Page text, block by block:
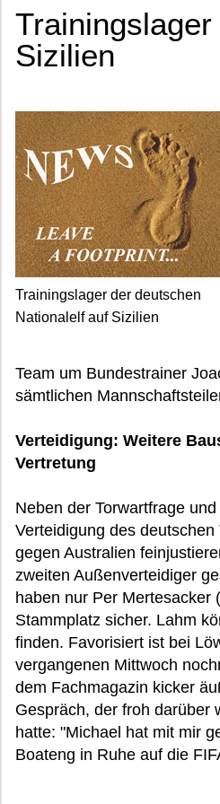
Sizilien
Trainingslager der deutschen
Nationalelf auf Sizilien
Team um Bundestrainer
sämtlichen
Verteidigung: Weitere
Vertretung
Neben der Torwartfrage
Verteidigung des
gegen Australien
zweiten Außenverteidiger
haben nur Per Mertesacker
Stammplatz sicher. Lahm
finden. Favorisiert ist bei
vergangenen Mittwoch
dem Fachmagazin kicker
Gespräch, der froh darüber
hatte: "Michael hat mit mir
Boateng in Ruhe auf die